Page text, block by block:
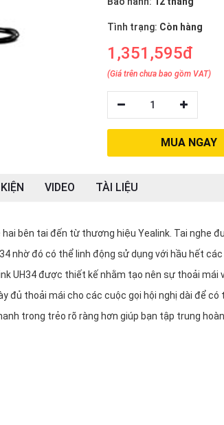
Tình trạng: Còn hàng
1,351,595đ
(Giá trên chưa bao gồm VAT)
1
MUA NGAY
VIDEO TÀI LIỆU
hai bên tai đến từ thương hiệu Yealink. Tai nghe
nhờ đó có thể linh động sử dụng với hầu hết
UH34 được thiết kế nhằm tạo nên sự thoải
đủ thoải mái cho các cuộc gọi hội nghị dài để có
trong trẻo rõ ràng hơn giúp bạn tập trung